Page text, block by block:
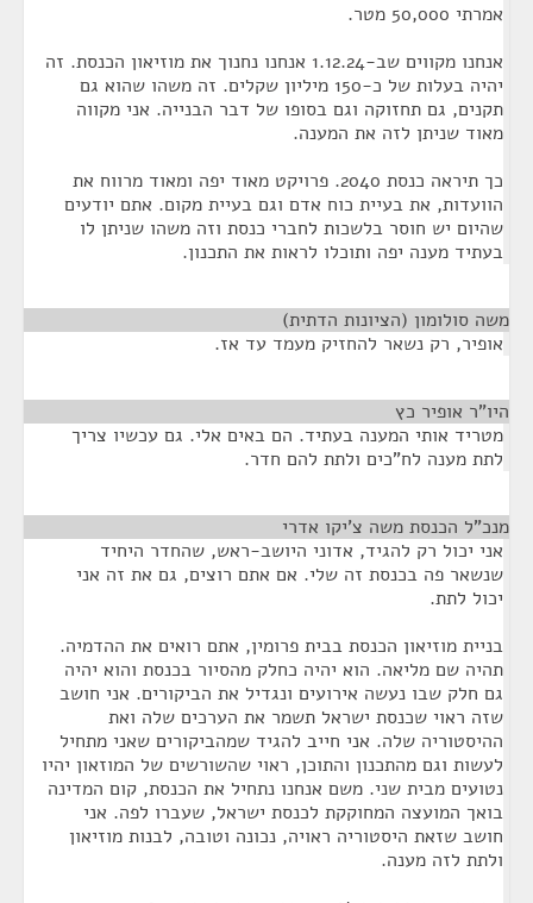
אמרתי 50,000 מטר.
אנחנו מקווים שב-1.12.24 אנחנו נחנוך את מוזיאון הכנסת. זה
יהיה בעלות של כ-150 מיליון שקלים. זה משהו שהוא גם
תקנים, גם תחזוקה וגם בסופו של דבר הבנייה. אני מקווה
מאוד שניתן לזה את המענה.
כך תיראה כנסת 2040. פרויקט מאוד יפה ומאוד מרווח את
הוועדות, את בעיית כוח אדם וגם בעיית מקום. אתם יודעים
שהיום יש חוסר בלשכות לחברי כנסת וזה משהו שניתן לו
בעתיד מענה יפה ותוכלו לראות את התכנון.
משה סולומון (הציונות הדתית)
אופיר, רק נשאר להחזיק מעמד עד אז.
היו"ר אופיר כץ
מטריד אותי המענה בעתיד. הם באים אלי. גם עכשיו צריך
לתת מענה לח"כים ולתת להם חדר.
מנכ”ל הכנסת משה צ’יקו אדרי
אני יכול רק להגיד, אדוני היושב-ראש, שהחדר היחיד
שנשאר פה בכנסת זה שלי. אם אתם רוצים, גם את זה אני
יכול לתת.
בניית מוזיאון הכנסת בבית פרומין, אתם רואים את ההדמיה.
תהיה שם מליאה. הוא יהיה כחלק מהסיור בכנסת והוא יהיה
גם חלק שבו נעשה אירועים ונגדיל את הביקורים. אני חושב
שזה ראוי שכנסת ישראל תשמר את הערכים שלה ואת
ההיסטוריה שלה. אני חייב להגיד שמהביקורים שאני מתחיל
לעשות וגם מהתכנון והתוכן, ראוי שהשורשים של המוזאון יהיו
נטועים מבית שני. משם אנחנו נתחיל את הכנסת, קום המדינה
בואך המועצה המחוקקת לכנסת ישראל, שעברו לפה. אני
חושב שזאת היסטוריה ראויה, נכונה וטובה, לבנות מוזיאון
ולתת לזה מענה.